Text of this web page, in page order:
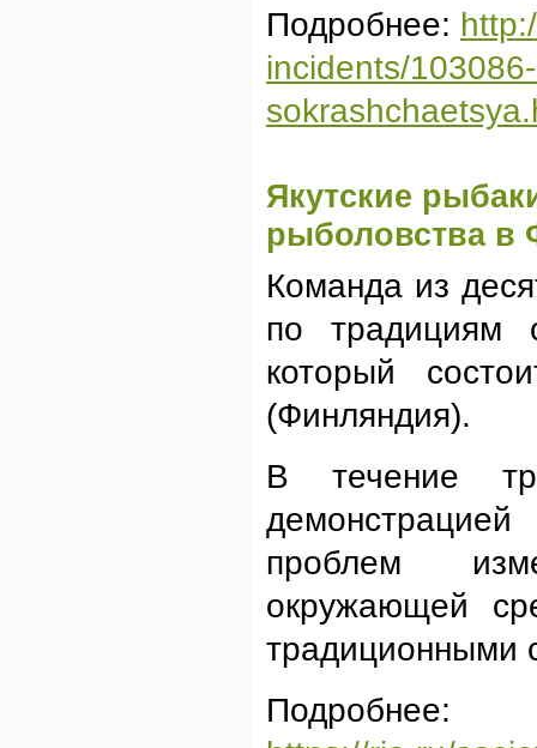
Подробнее:
incidents/
Якутские
рыболовства в
Команда из
по традициям
который
(Финляндия).
В течение
проблем
окружающей
традиционными
Подробнее: